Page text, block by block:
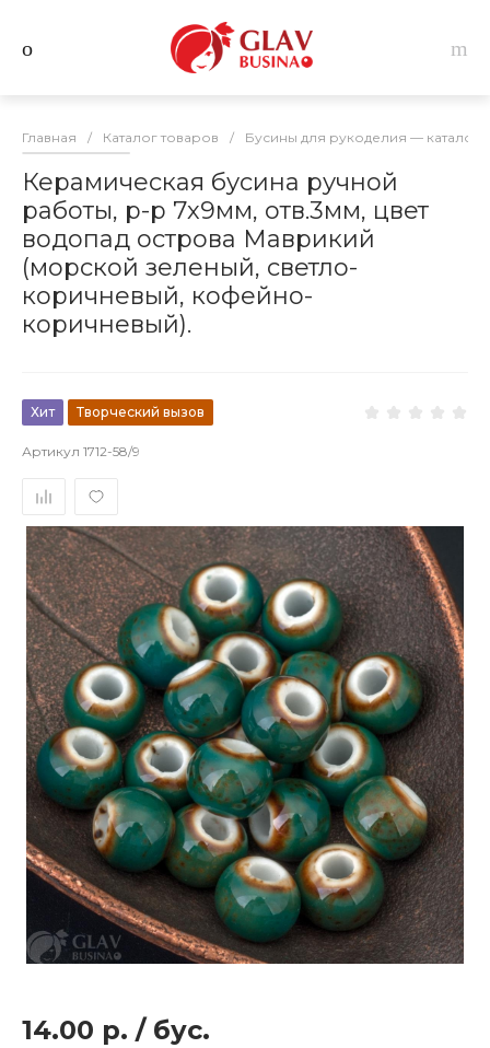
Главная / Каталог товаров / Бусины для рукоделия — каталог
Керамическая бусина ручной
работы, р-р 7х9мм, отв.3мм, цвет
водопад острова Маврикий
(морской зеленый, светло-
коричневый, кофейно-
коричневый).
Хит Творческий вызов
Артикул 1712-58/9
14.00 р. / бус.